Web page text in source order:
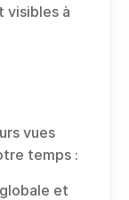
visibles à
vues
temps :
et